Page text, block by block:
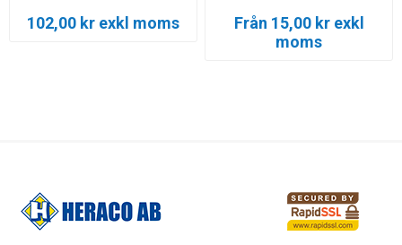
102,00 kr exkl moms
Från 15,00 kr exkl
moms